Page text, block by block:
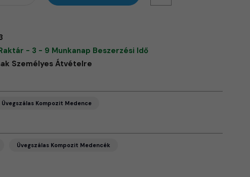
- 3 - 9 Munkanap Beszerzési Idő
Személyes Átvételre
Üvegszálas Kompozit Medence
Üvegszálas Kompozit Medencék